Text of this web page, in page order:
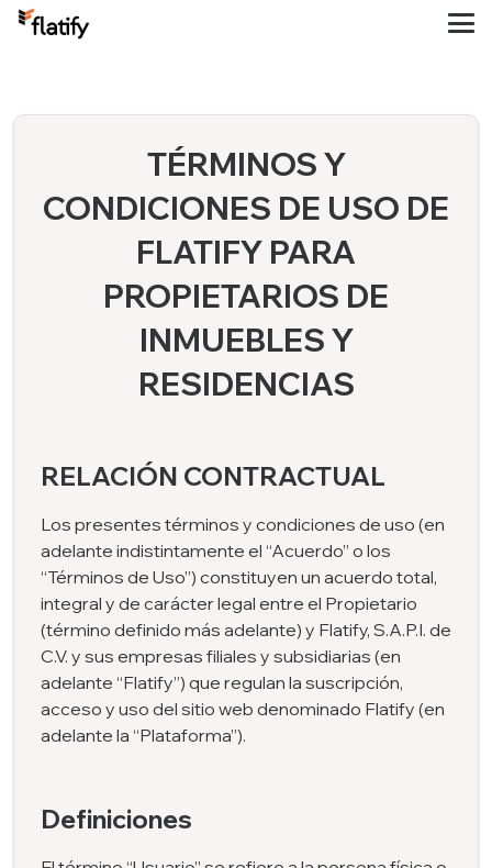
TÉRMINOS Y
CONDICIONES DE USO DE
FLATIFY PARA
PROPIETARIOS DE
INMUEBLES Y
RESIDENCIAS
RELACIÓN CONTRACTUAL
Los presentes términos y condiciones de uso (en
adelante indistintamente el “Acuerdo” o los
“Términos de Uso”) constituyen un acuerdo total,
integral y de carácter legal entre el Propietario
(término definido más adelante) y Flatify, S.A.P.I. de
C.V. y sus empresas filiales y subsidiarias (en
adelante “Flatify”) que regulan la suscripción,
acceso y uso del sitio web denominado Flatify (en
adelante la “Plataforma”).
Definiciones